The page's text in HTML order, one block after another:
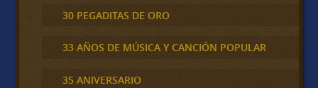
30 PEGADITAS DE ORO
33 AÑOS DE MÚSICA Y CANCIÓN POPULAR
35 ANIVERSARIO